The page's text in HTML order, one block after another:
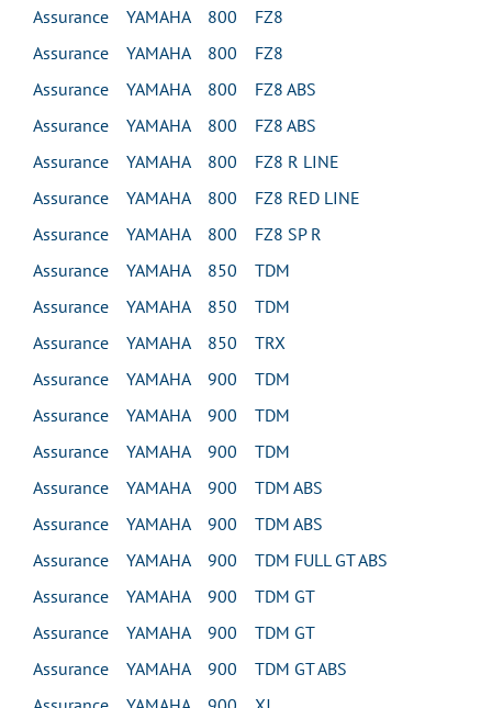
Assurance YAMAHA 800 FZ8
Assurance YAMAHA 800 FZ8
Assurance YAMAHA 800 FZ8 ABS
Assurance YAMAHA 800 FZ8 ABS
Assurance YAMAHA 800 FZ8 R LINE
Assurance YAMAHA 800 FZ8 RED LINE
Assurance YAMAHA 800 FZ8 SP R
Assurance YAMAHA 850 TDM
Assurance YAMAHA 850 TDM
Assurance YAMAHA 850 TRX
Assurance YAMAHA 900 TDM
Assurance YAMAHA 900 TDM
Assurance YAMAHA 900 TDM
Assurance YAMAHA 900 TDM ABS
Assurance YAMAHA 900 TDM ABS
Assurance YAMAHA 900 TDM FULL GT ABS
Assurance YAMAHA 900 TDM GT
Assurance YAMAHA 900 TDM GT
Assurance YAMAHA 900 TDM GT ABS